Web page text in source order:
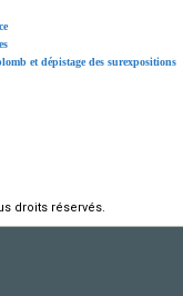
et dépistage des surexpositions
droits réservés.